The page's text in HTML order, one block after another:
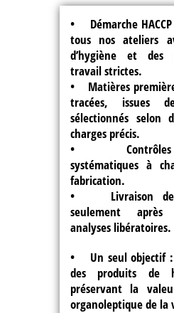
• Démarche
tous nos ateliers
d’hygiène et des
travail strictes.
• Matières
tracées, issues
sélectionnés selon
charges précis.
• Contrôles
systématiques à
fabrication.
• Livraison de
seulement
analyses libératoires.
• Un seul objectif
des produits de
préservant la
organoleptique de la